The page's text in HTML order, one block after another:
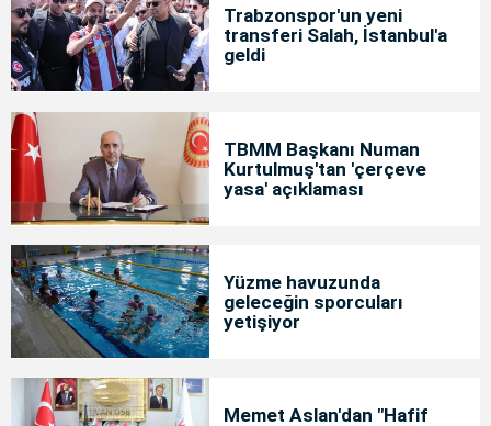
Trabzonspor'un yeni
transferi Salah, İstanbul'a
geldi
TBMM Başkanı Numan
Kurtulmuş'tan 'çerçeve
yasa' açıklaması
Yüzme havuzunda
geleceğin sporcuları
yetişiyor
Memet Aslan'dan "Hafif